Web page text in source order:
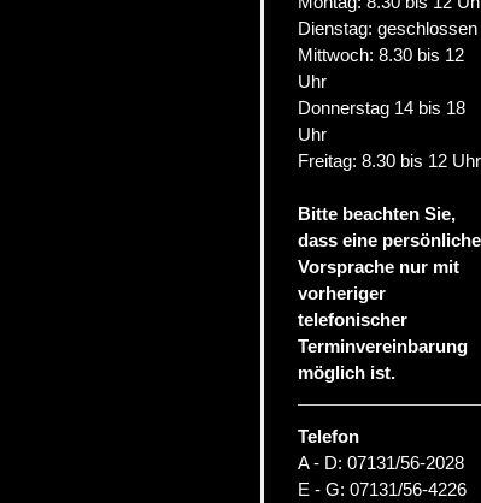
Dienstag: geschlossen
Mittwoch: 8.30 bis 12
Uhr
Donnerstag 14 bis 18
Uhr
Freitag: 8.30 bis 12 Uhr
Bitte beachten Sie,
dass eine persönliche
Vorsprache nur mit
vorheriger
telefonischer
Terminvereinbarung
möglich ist.
Telefon
A - D: 07131/56-2028
E - G: 07131/56-4226